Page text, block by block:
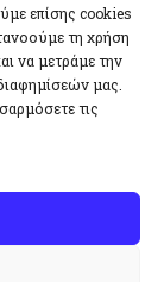
επίσης cookies
τη χρήση
να μετράμε την
μας.
τις